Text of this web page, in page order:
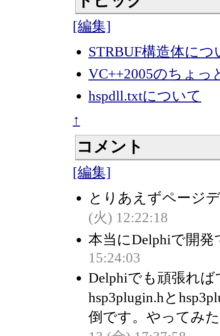
[編集]
STRBUF構造体につ
VC++2005のちょっ
hspdll.txtについて
↑
コメント
[編集]
とりあえずページ
(火) 12:22:18
本当にDelphiで開
15:24:03
Delphiでも頑張れ
hsp3plugin.hと
倒です。やってみ